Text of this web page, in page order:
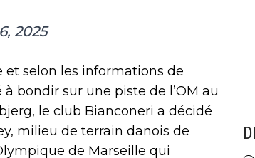
2025
et selon les informations de
bondir sur une piste de l’OM au
le club Bianconeri a décidé
milieu de terrain danois de
de Marseille qui